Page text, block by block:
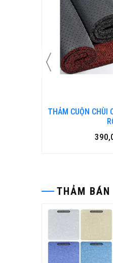
Bàn ghế gỗ
THẢM